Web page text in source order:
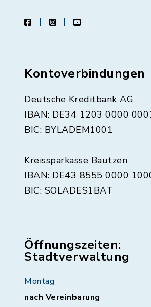
facebookinstagramyoutube
Kontoverbindungen
Deutsche Kreditbank AG
IBAN: DE34 1203 0000
BIC: BYLADEM1001
Kreissparkasse Bautzen
IBAN: DE43 8555 0000
BIC: SOLADES1BAT
Öffnungszeiten:
Stadtverwaltung
Montag
nach Vereinbarung